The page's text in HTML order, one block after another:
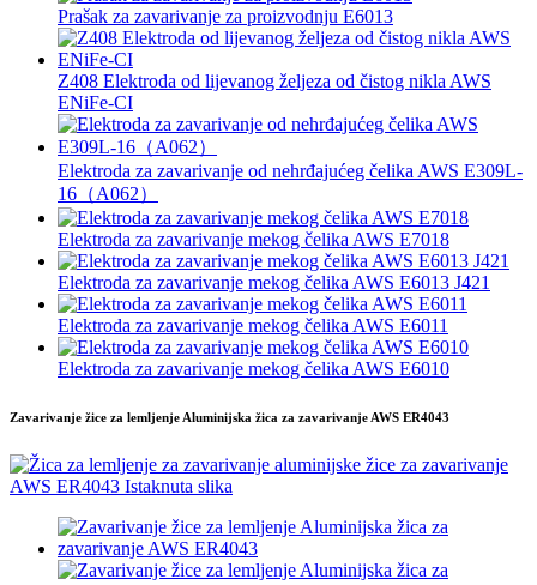
Prašak za zavarivanje za proizvodnju E6013
Z408 Elektroda od lijevanog željeza od čistog nikla AWS
ENiFe-CI
Elektroda za zavarivanje od nehrđajućeg čelika AWS E309L-
16（A062）
Elektroda za zavarivanje mekog čelika AWS E7018
Elektroda za zavarivanje mekog čelika AWS E6013 J421
Elektroda za zavarivanje mekog čelika AWS E6011
Elektroda za zavarivanje mekog čelika AWS E6010
Zavarivanje žice za lemljenje Aluminijska žica za zavarivanje AWS ER4043